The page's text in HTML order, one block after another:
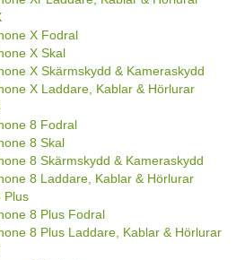
X Fodral
X Skal
X Skärmskydd & Kameraskydd
X Laddare, Kablar & Hörlurar
8 Fodral
8 Skal
8 Skärmskydd & Kameraskydd
8 Laddare, Kablar & Hörlurar
Plus
8 Plus Fodral
8 Plus Laddare, Kablar & Hörlurar